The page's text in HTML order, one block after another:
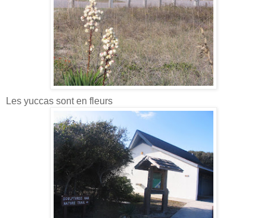
Les yuccas sont en fleurs